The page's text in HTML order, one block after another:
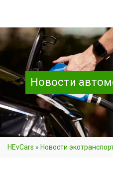
Новости
HEvCars » Новости